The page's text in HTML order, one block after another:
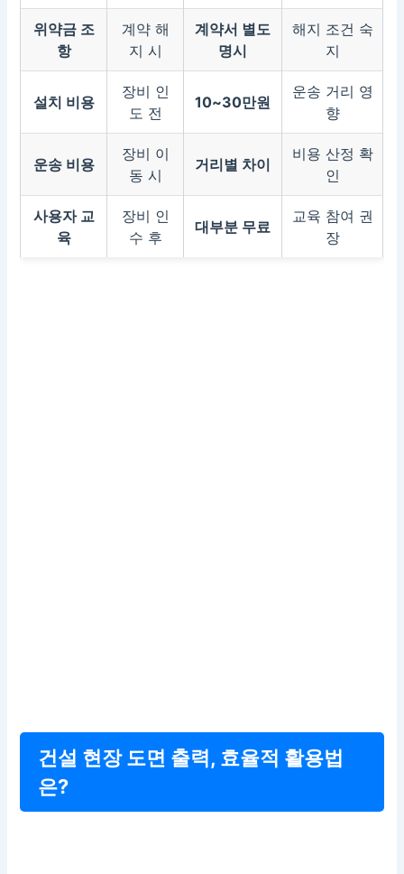
위약금 조
항
계약 해
지 시
계약서 별도
명시
해지 조건 숙
지
설치 비용
장비 인
도 전
10~30만원
운송 거리 영
향
운송 비용
장비 이
동 시
거리별 차이
비용 산정 확
인
사용자 교
육
장비 인
수 후
대부분 무료
교육 참여 권
장
건설 현장 도면 출력, 효율적 활용법
은?